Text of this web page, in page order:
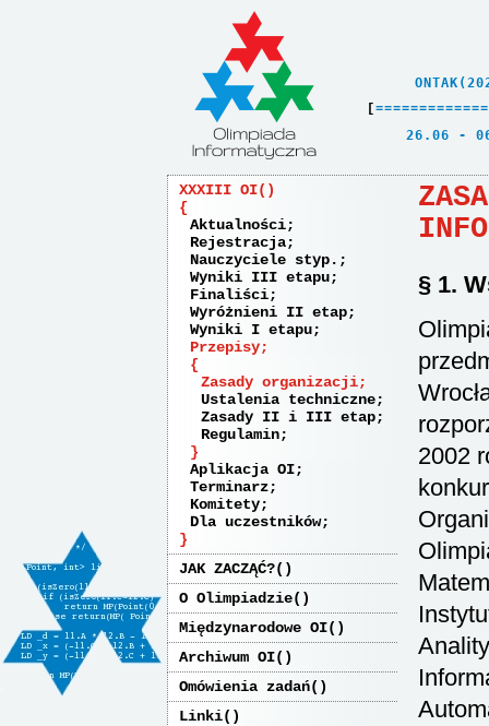
[ =============
26.06
XXXIII OI
Aktualności
Rejestracja
Nauczyciele styp.
Wyniki III etapu
Finaliści
Wyróżnieni II etap
Wyniki I etapu
Przepisy
Zasady organizacji
Ustalenia techniczne
Zasady II i III etap
Regulamin
Aplikacja OI
Terminarz
Komitety
Dla uczestników
JAK ZACZĄĆ?
O Olimpiadzie
Międzynarodowe OI
Archiwum OI
Omówienia zadań
Linki
§ 1.
2002